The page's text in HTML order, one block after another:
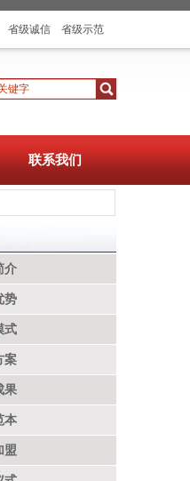
省级诚信 省级示范
联系我们
介
势
式
案
果
本
盟